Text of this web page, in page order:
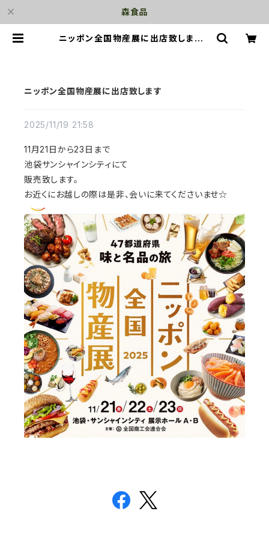
森食品
ニッポン全国物産展に出店致します |
ニッポン全国物産展に出店致します
2025/11/19 21:58
11月21日から23日まで
池袋サンシャインシティにて
販売致します。
お近くにお越しの際は是非、会いに来てくださいませ☆